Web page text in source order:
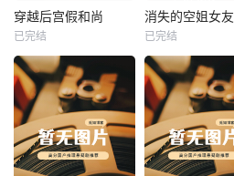
热播
未知
穿越后宫假和尚
已完结
热播
未知
消失的空姐女友
已完结